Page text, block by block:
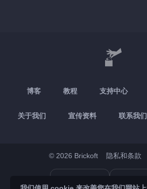
博客 教程 支持中心
关于我们 宣传资料 联系我们
© 2026 Brickoft 隐私和条款